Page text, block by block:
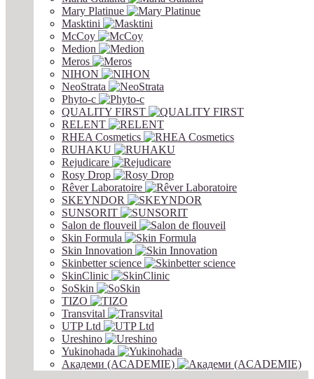
Mary Platinue
Masktini
McCoy
Medion
Meros
NIHON
NeoStrata
Phyto-c
QUALITY FIRST
RELENT
RHEA Cosmetics
RUHAKU
Rejudicare
Rosy Drop
Rêver Laboratoire
SKEYNDOR
SUNSORIT
Salon de flouveil
Skin Formula
Skin Innovation
Skinbetter science
SkinСlinic
SoSkin
TIZO
Transvital
UTP Ltd
Ureshino
Yukinohada
Академи (ACADEMIE)